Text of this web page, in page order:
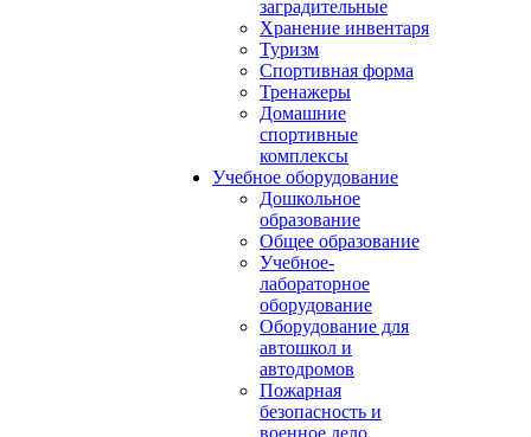
заградительные
Хранение инвентаря
Туризм
Спортивная форма
Тренажеры
Домашние
спортивные
комплексы
Учебное оборудование
Дошкольное
образование
Общее образование
Учебное-
лабораторное
оборудование
Оборудование для
автошкол и
автодромов
Пожарная
безопасность и
военное дело